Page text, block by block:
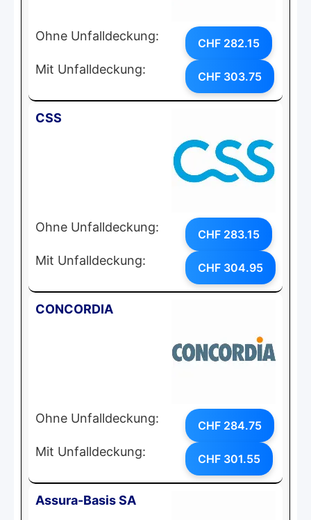
Ohne Unfalldeckung: CHF 282.15
Mit Unfalldeckung: CHF 303.75
CSS
Ohne Unfalldeckung: CHF 283.15
Mit Unfalldeckung: CHF 304.95
CONCORDIA
Ohne Unfalldeckung: CHF 284.75
Mit Unfalldeckung: CHF 301.55
Assura-Basis SA